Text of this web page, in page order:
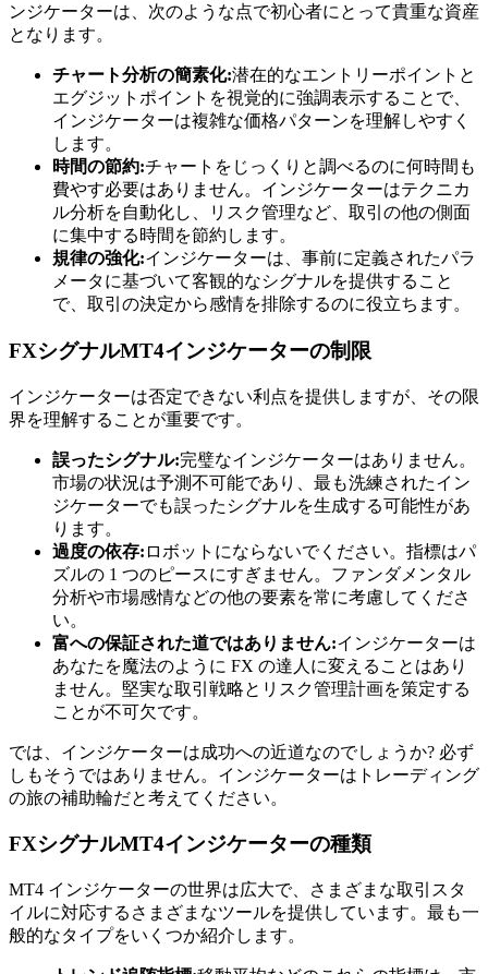
ンジケーターは、次のような点で初心者にとって貴重な資産
となります。
チャート分析の簡素化:潜在的なエントリーポイントと
エグジットポイントを視覚的に強調表示することで、
インジケーターは複雑な価格パターンを理解しやすく
します。
時間の節約:チャートをじっくりと調べるのに何時間も
費やす必要はありません。インジケーターはテクニカ
ル分析を自動化し、リスク管理など、取引の他の側面
に集中する時間を節約します。
規律の強化:インジケーターは、事前に定義されたパラ
メータに基づいて客観的なシグナルを提供すること
で、取引の決定から感情を排除するのに役立ちます。
FXシグナルMT4インジケーターの制限
インジケーターは否定できない利点を提供しますが、その限
界を理解することが重要です。
誤ったシグナル:完璧なインジケーターはありません。
市場の状況は予測不可能であり、最も洗練されたイン
ジケーターでも誤ったシグナルを生成する可能性があ
ります。
過度の依存: ロボットにならないでください。指標はパ
ズルの 1 つのピースにすぎません。ファンダメンタル
分析や市場感情などの他の要素を常に考慮してくださ
い。
富への保証された道ではありません:インジケーターは
あなたを魔法のように FX の達人に変えることはあり
ません。堅実な取引戦略とリスク管理計画を策定する
ことが不可欠です。
では、インジケーターは成功への近道なのでしょうか? 必ず
しもそうではありません。インジケーターはトレーディング
の旅の補助輪だと考えてください。
FXシグナルMT4インジケーターの種類
MT4 インジケーターの世界は広大で、さまざまな取引スタ
イルに対応するさまざまなツールを提供しています。最も一
般的なタイプをいくつか紹介します。